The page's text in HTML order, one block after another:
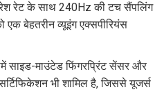
रेट के साथ 240Hz की टच सैंपलिंग
बेहतरीन व्यूइंग एक्सपीरियंस
साइड-माउंटेड फिंगरप्रिंट सेंसर और
भी शामिल है, जिससे यूजर्स